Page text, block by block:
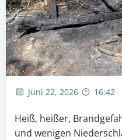
Juni 22, 2026 16:42
Heiß, heißer,
und wenigen